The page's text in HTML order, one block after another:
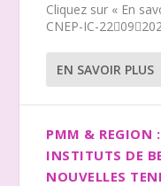
Cliquez sur « En
CNEP-IC-
EN SAVOIR PLUS
PMM & REGION :
INSTITUTS DE
NOUVELLES